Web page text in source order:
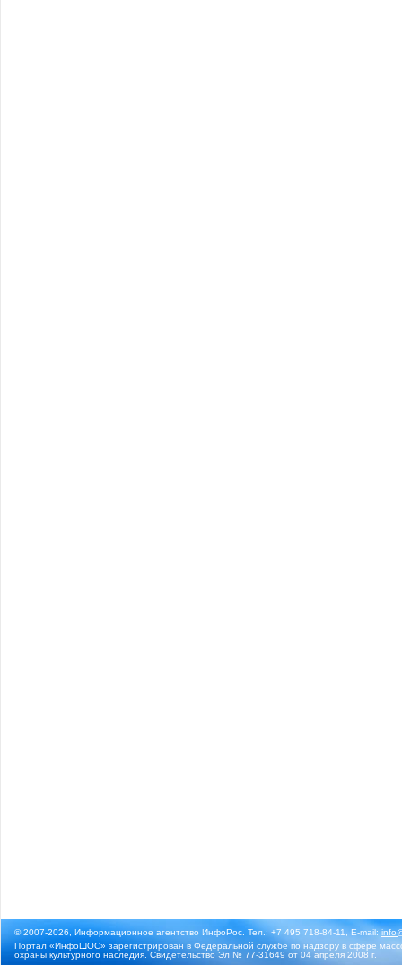
© 2007-2026, Информационное агентство ИнфоРос. Тел.: +7 495 718-84-11, E-mail:
Портал «ИнфоШОС» зарегистрирован в Федеральной службе по надзору в сфере
охраны культурного наследия. Свидетельство Эл № 77-31649 от 04 апреля 2008 г.